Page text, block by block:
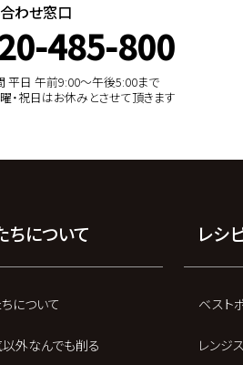
わせ窓口
485-800
平日 午前9:00〜午後5:00まで
・祝日はお休みとさせて頂きます
ちについて
について
外なんでも削る
レシ
ベスト
レンジ